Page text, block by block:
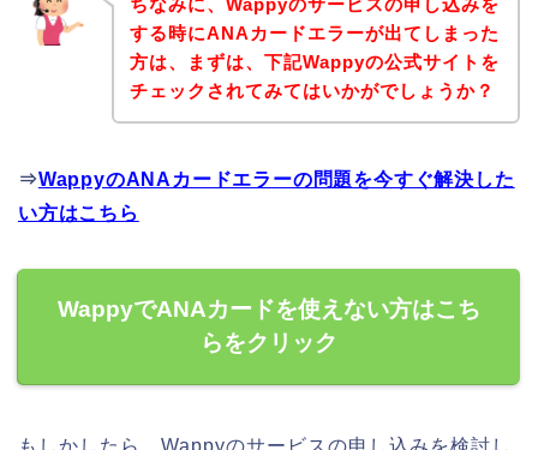
ちなみに、Wappyのサービスの申し込みを
する時にANAカードエラーが出てしまった
方は、まずは、下記Wappyの公式サイトを
チェックされてみてはいかがでしょうか？
⇒WappyのANAカードエラーの問題を今すぐ解決した
い方はこちら
WappyでANAカードを使えない方はこち
らをクリック